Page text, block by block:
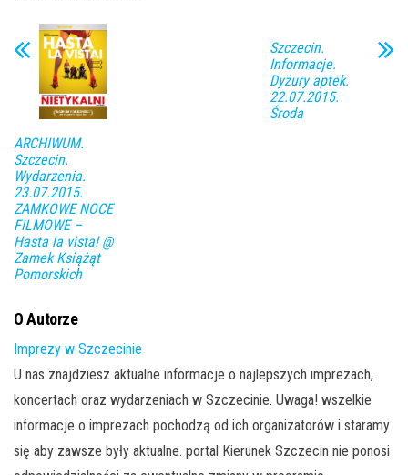
ARCHIWUM.
Szczecin.
Wydarzenia.
23.07.2015.
ZAMKOWE NOCE
FILMOWE –
Hasta la vista! @
Zamek Książąt
Pomorskich
Szczecin.
Informacje.
Dyżury aptek.
22.07.2015.
Środa
O Autorze
Imprezy w Szczecinie
U nas znajdziesz aktualne informacje o najlepszych imprezach,
koncertach oraz wydarzeniach w Szczecinie. Uwaga! wszelkie
informacje o imprezach pochodzą od ich organizatorów i staramy
się aby zawsze były aktualne. portal Kierunek Szczecin nie ponosi